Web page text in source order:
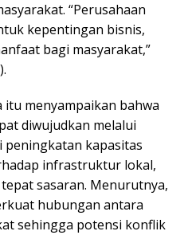
“Perusahaan
kepentingan bisnis,
bagi masyarakat,”
itu menyampaikan bahwa
diwujudkan melalui
kapasitas
infrastruktur lokal,
sasaran. Menurutnya,
hubungan antara
sehingga potensi konflik